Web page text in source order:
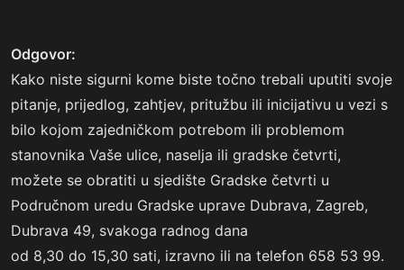
Odgovor:
Kako niste sigurni kome biste točno trebali uputiti svoje
pitanje, prijedlog, zahtjev, pritužbu ili inicijativu u vezi s
bilo kojom zajedničkom potrebom ili problemom
stanovnika Vaše ulice, naselja ili gradske četvrti,
možete se obratiti u sjedište Gradske četvrti u
Područnom uredu Gradske uprave Dubrava, Zagreb,
Dubrava 49, svakoga radnog dana
od 8,30 do 15,30 sati, izravno ili na telefon 658 53 99.